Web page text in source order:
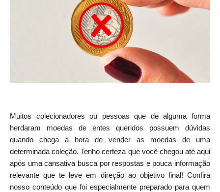
Muitos colecionadores ou pessoas que de alguma forma
herdaram moedas de entes queridos possuem dúvidas
quando chega a hora de vender as moedas de uma
determinada coleção. Tenho certeza que você chegou até aqui
após uma cansativa busca por respostas e pouca informação
relevante que te leve em direção ao objetivo final! Confira
nosso conteúdo que foi especialmente preparado para quem